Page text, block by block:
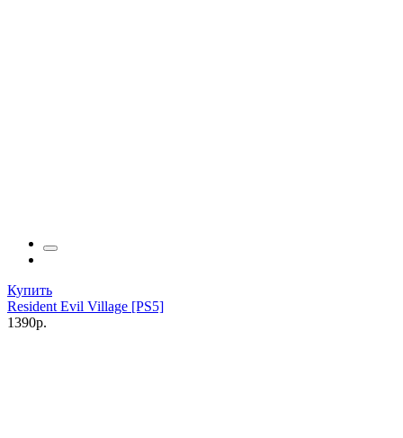
Купить
Resident Evil Village [PS5]
1390р.